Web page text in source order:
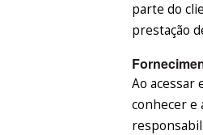
parte do
prestação
Ao acessar
conhecer e